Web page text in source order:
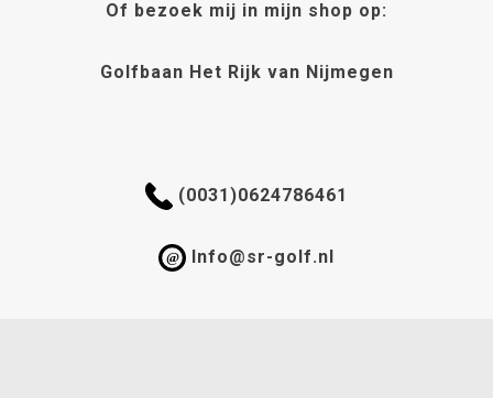
Of bezoek mij in mijn shop op:
Golfbaan Het Rijk van Nijmegen
(0031)0624786461
@ Info@sr-golf.nl